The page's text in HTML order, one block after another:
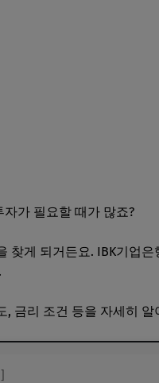
가 필요할 때가 많죠?
찾게 되거든요. IBK기업
, 금리 조건 등을 자세히 알